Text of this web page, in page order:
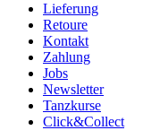
Lieferung
Retoure
Kontakt
Zahlung
Jobs
Newsletter
Tanzkurse
Click&Collect